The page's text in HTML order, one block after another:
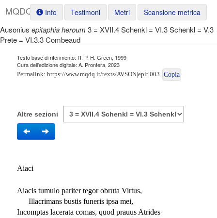
MQDQ Info Testimoni Metri Scansione metrica
Ausonius epitaphia heroum 3 = XVII.4 Schenkl = VI.3 Schenkl = V.3
Prete = VI.3.3 Combeaud
Testo base di riferimento: R. P. H. Green, 1999
Cura dell'edizione digitale: A. Prontera, 2023
Permalink: https://www.mqdq.it/texts/AVSON|epit|003 Copia
Altre sezioni
Aiaci
Aiacis tumulo pariter tegor obruta Virtus,
Illacrimans bustis funeris ipsa mei,
Incomptas lacerata comas, quod prauus Atrides